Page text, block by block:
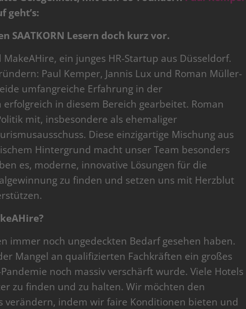
geht’s:
SAATKORN Lesern doch kurz vor.
MakeAHire, ein junges HR-Startup aus Düsseldorf.
Paul Kemper, Jannis Lux und Roman Müller-
umfangreiche Erfahrung in der
in diesem Bereich gearbeitet. Roman
mit, insbesondere als ehemaliger
Diese einzigartige Mischung aus
Hintergrund macht unser Team besonders
es, moderne, innovative Lösungen für die
zu finden und setzen uns mit Herzblut
immer noch ungedeckten Bedarf gesehen haben.
Mangel an qualifizierten Fachkräften ein großes
noch massiv verschärft wurde. Viele Hotels
zu finden und zu halten. Wir möchten den
verändern, indem wir faire Konditionen bieten und